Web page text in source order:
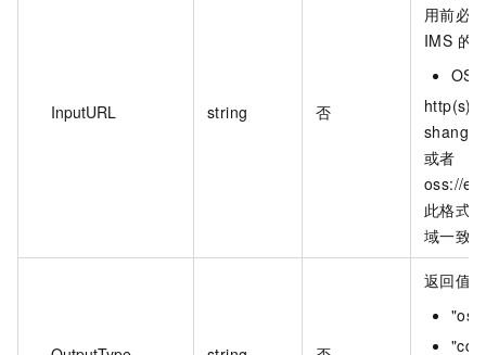
InputURL string 否
用前必
IMS 的
或者
oss://
此格式
域一致。
返回值